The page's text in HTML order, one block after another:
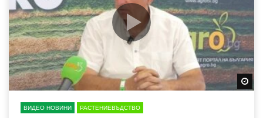
ВИДЕО НОВИНИ РАСТЕНИЕВЪДСТВО